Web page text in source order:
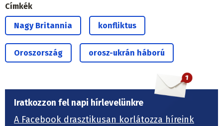
Címkék
Nagy Britannia konfliktus
Oroszország orosz-ukrán háború
Iratkozzon fel napi hírlevelünkre
A Facebook drasztikusan korlátozza híreink